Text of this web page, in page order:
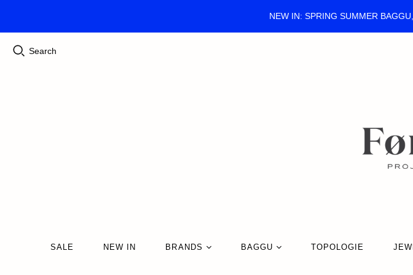
NEW IN: SPRING SUMMER
Search
SALE NEW IN BRANDS BAGGU TOPOLOGIE